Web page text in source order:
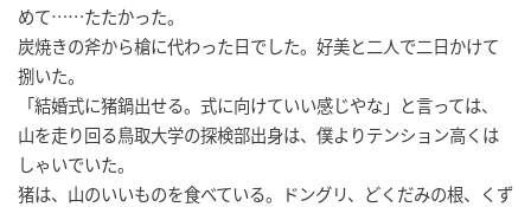
めて……たたかった。
炭焼きの斧から槍に代わった日でした。好美と二人で二日かけて
捌いた。
「結婚式に猪鍋出せる。式に向けていい感じやな」と言っては、
山を走り回る鳥取大学の探検部出身は、僕よりテンション高くは
しゃいでいた。
猪は、山のいいものを食べている。ドングリ、どくだみの根、くず